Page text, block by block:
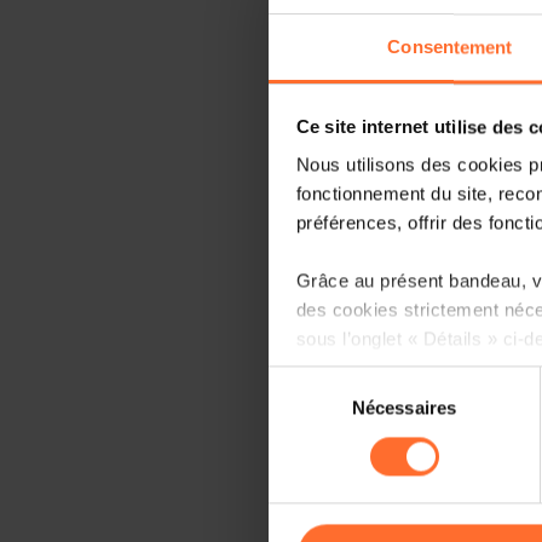
Consentement
Ce site internet utilise des
Nous utilisons des cookies
fonctionnement du site,
préférences, offrir des
Grâce au présent bandeau,
des cookies strictement
sous l’onglet « Détails » ci-
Il est précisé que la
cas de refus de tous les
consentement
Nécessaires